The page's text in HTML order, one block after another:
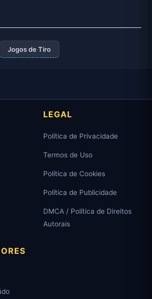
Jogos de Tiro
LEGAL
Política de Privacidade
Termos de Uso
Política de Cookies
Política de Publicidade
DMCA / Política de Direitos
Autorais